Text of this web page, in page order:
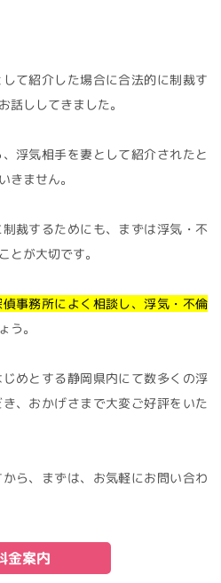
て紹介した場合に合法的に制裁す
話ししてきました。
浮気相手を妻として紹介されたと
きません。
裁するためにも、まずは浮気・不
とが大切です。
事務所によく相談し、浮気・不倫
う。
めとする静岡県内にて数多くの浮
、おかげさまで大変ご好評をいた
ら、まずは、お気軽にお問い合わ
金案内